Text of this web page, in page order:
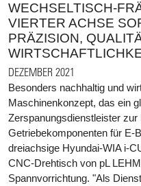
WECHSELTISCH-
VIERTER ACHSE
PRÄZISION,
DEZEMBER 2021
Besonders nachhaltig und
Maschinenkonzept, das ein
Zerspanungsdienstleister zur
Getriebekomponenten für E-
dreiachsige Hyundai-WIA i-
CNC-Drehtisch von pL
Spannvorrichtung. "Als